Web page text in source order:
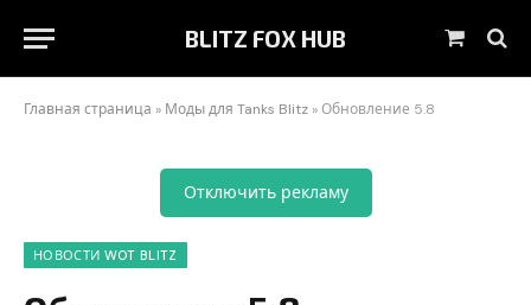
BLITZ FOX HUB Корзина
Главная страница » Моды для Tanks Blitz »Обновление 5.8
Отключить рекламу
НОВОСТИ WOT BLITZ